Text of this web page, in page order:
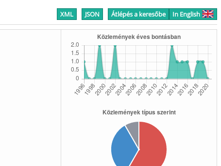
XML JSON Átlépés a keresőbe In English